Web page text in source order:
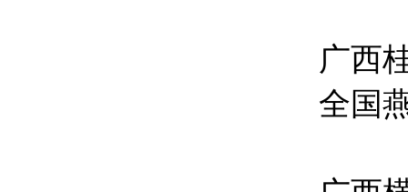
广西
全国